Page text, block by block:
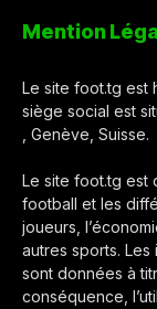
Mention
Le site foot.tg est
siège social est
, Genève, Suisse.
Le site foot.tg est
football et les
joueurs,
autres sports.
sont données à
conséquence,